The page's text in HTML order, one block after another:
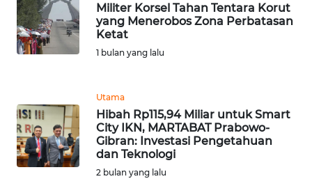
Militer Korsel Tahan Tentara Korut
yang Menerobos Zona Perbatasan
Ketat
1 bulan yang lalu
Utama
Hibah Rp115,94 Miliar untuk Smart
City IKN, MARTABAT Prabowo-
Gibran: Investasi Pengetahuan
dan Teknologi
2 bulan yang lalu
PEDOMAN
MEDIA
SIBER
KARIR
DISCLAIMER